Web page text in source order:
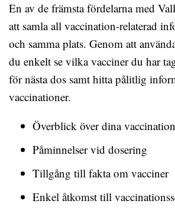
En av de främsta fördelarna med
att samla all vaccination-relaterad
och samma plats. Genom att
du enkelt se vilka vacciner du har
för nästa dos samt hitta pålitlig
vaccinationer.
Överblick över dina
Påminnelser vid dosering
Tillgång till fakta om vacciner
Enkel åtkomst till